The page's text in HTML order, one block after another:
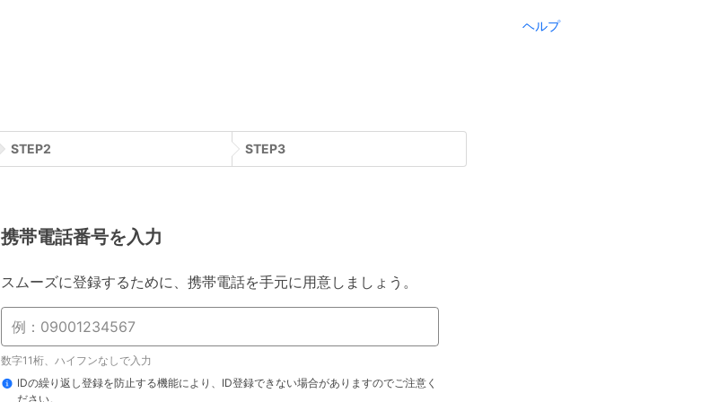
ヘルプ
STEP2 STEP3
携帯電話番号を入力
スムーズに登録するために、携帯電話を手元に用意しましょう。
数字11桁、ハイフンなしで入力
IDの繰り返し登録を防止する機能により、ID登録できない場合がありますのでご注意く
ださい。